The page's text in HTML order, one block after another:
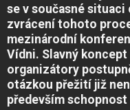
se v současné
zvrácení tohoto
mezinárodní
Vídni. Slavný koncept
organizátory
otázkou přežití již
především